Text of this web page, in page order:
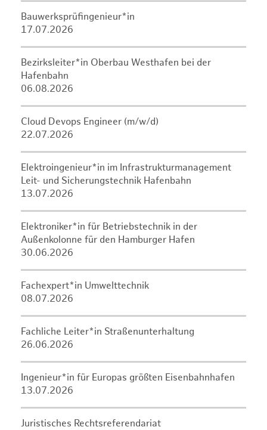
Bauwerksprüfingenieur*in
17.07.2026
Bezirksleiter*in Oberbau Westhafen bei der
Hafenbahn
06.08.2026
Cloud Devops Engineer (m/w/d)
22.07.2026
Elektroingenieur*in im Infrastrukturmanagement
Leit- und Sicherungstechnik Hafenbahn
13.07.2026
Elektroniker*in für Betriebstechnik in der
Außenkolonne für den Hamburger Hafen
30.06.2026
Fachexpert*in Umwelttechnik
08.07.2026
Fachliche Leiter*in Straßenunterhaltung
26.06.2026
Ingenieur*in für Europas größten Eisenbahnhafen
13.07.2026
Juristisches Rechtsreferendariat